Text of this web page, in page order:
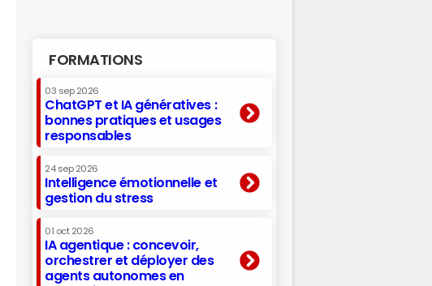
FORMATIONS
03 sep 2026
ChatGPT et IA génératives :
bonnes pratiques et usages
responsables
24 sep 2026
Intelligence émotionnelle et
gestion du stress
01 oct 2026
IA agentique : concevoir,
orchestrer et déployer des
agents autonomes en